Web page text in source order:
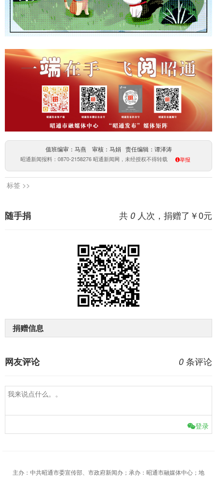
值班编审：马燕 审核：马娟 责任编辑：谭泽涛
昭通新闻报料：0870-2158276 昭通新闻网，未经授权不得转载 举报
标签 >>
共 0 人次，捐赠了￥0元
随手捐
捐赠信息
0 条评论
网友评论
登录
主办：中共昭通市委宣传部、市政府新闻办；承办：昭通市融媒体中心；地